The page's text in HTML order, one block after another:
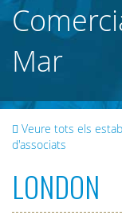
Mar
Veure tots els
d'associats
LONDON